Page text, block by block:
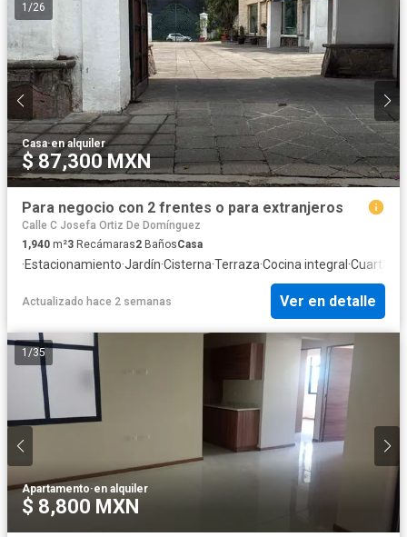
1 /26
Casa·en alquiler
$ 87,300 MXN
Para negocio con 2 frentes o para extranjeros
Calle C Josefa Ortiz De Domínguez
1,940 m²3 Recámaras2 BañosCasa
·Estacionamiento·Jardín·Cisterna·Terraza·Cocina integral ·Cuarto
Actualizado hace 2 semanas Ver en detalle
1 /35
Apartamento·en alquiler
$ 8,800 MXN